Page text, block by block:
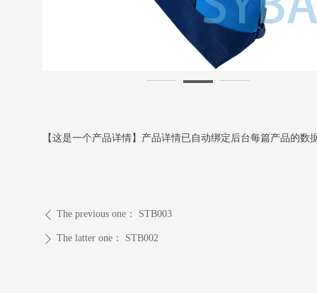
ꄴ The previous one： STB003
ꄲ The latter one： STB002
【这是一个产品详情】产品详情已自动绑定后台每篇产品的数